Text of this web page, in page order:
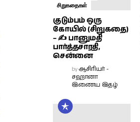
சிறுகதைகள்
குடும்பம் ஒரு
கோயில் (சிறுகதை)
– ✍ பானுமதி
பார்த்தசாரதி,
சென்னை
byஆசிரியர் -
சஹானா
இணைய இதழ்